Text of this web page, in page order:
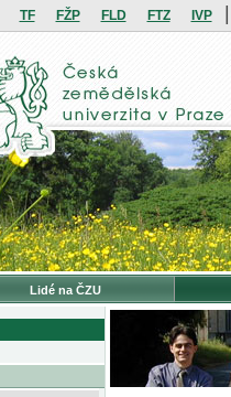
TF FŽP FLD FTZ IVP
Lidé na ČZU